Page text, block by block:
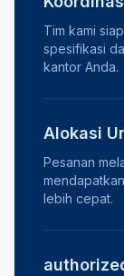
Tim kami
spesifikasi
kantor Anda.
Alokasi
Pesanan
lebih cepat.